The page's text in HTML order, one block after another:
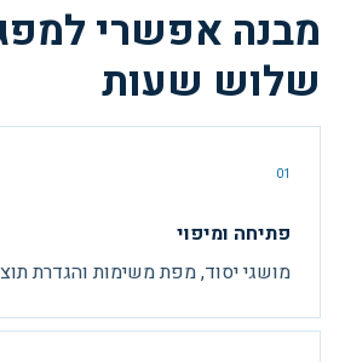
מבנה אפשרי
שלוש שעות
01
פתיחה ומיפוי
מושגי יסוד, מפת משימות והגדרת